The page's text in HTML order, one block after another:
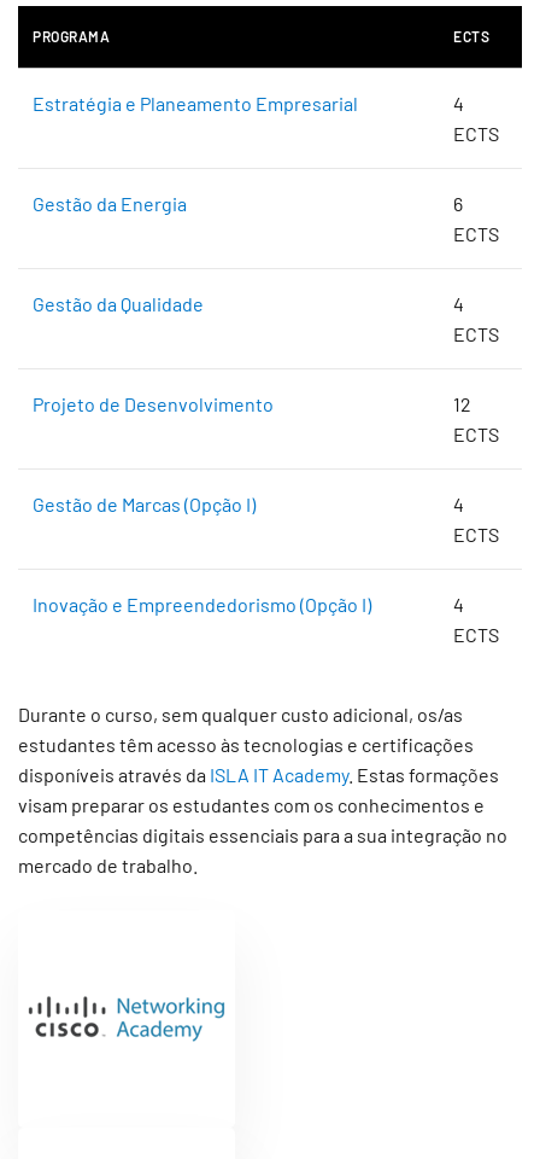
PROGRAMA ECTS
Estratégia e Planeamento Empresarial
4
ECTS
Gestão da Energia
6
ECTS
Gestão da Qualidade
4
ECTS
Projeto de Desenvolvimento
12
ECTS
Gestão de Marcas (Opção I)
4
ECTS
Inovação e Empreendedorismo (Opção I)
4
ECTS
Durante o curso, sem qualquer custo adicional, os/as
estudantes têm acesso às tecnologias e certificações
disponíveis através da ISLA IT Academy. Estas formações
visam preparar os estudantes com os conhecimentos e
competências digitais essenciais para a sua integração no
mercado de trabalho.